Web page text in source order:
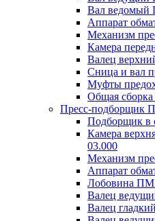
Вал ведомый
Аппарат
Механизм
Камера
Валец
Сница и вал
Муфты
Общая
Пресс-подборщик
Подборщик в
Камера
03.000
Механизм
Аппарат
Лобовина ПМ
Валец
Валец